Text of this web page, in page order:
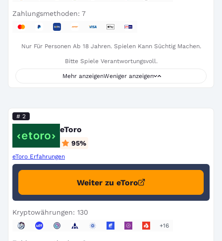
Zahlungsmethoden: 7
Nur Für Personen Ab 18 Jahren. Spielen Kann Süchtig Machen.
Bitte Spiele Verantwortungsvoll.
Mehr anzeigenWeniger anzeigen
# 2
eToro
95%
eToro Erfahrungen
Weiter zu eToro
Kryptowährungen: 130
+16